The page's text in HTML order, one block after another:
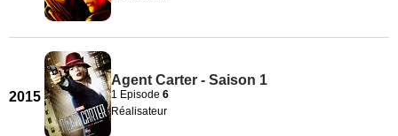
2015
Agent Carter - Saison 1
1 Episode 6
Réalisateur